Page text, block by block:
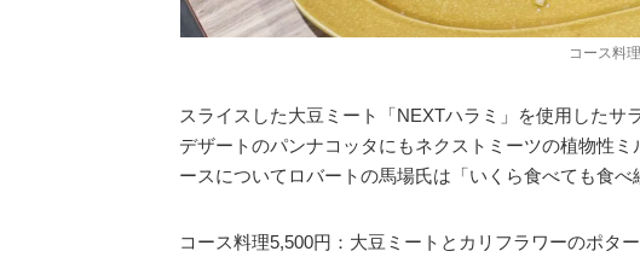
コース料
スライスした大豆ミート「NEXTハラミ」を使用したサ
デザートのパンナコッタにもネクストミーツの植物性
ースについてロバートの馬場氏は「いくら食べても食べ
コース料理5,500円：大豆ミートとカリフラワーのポタ